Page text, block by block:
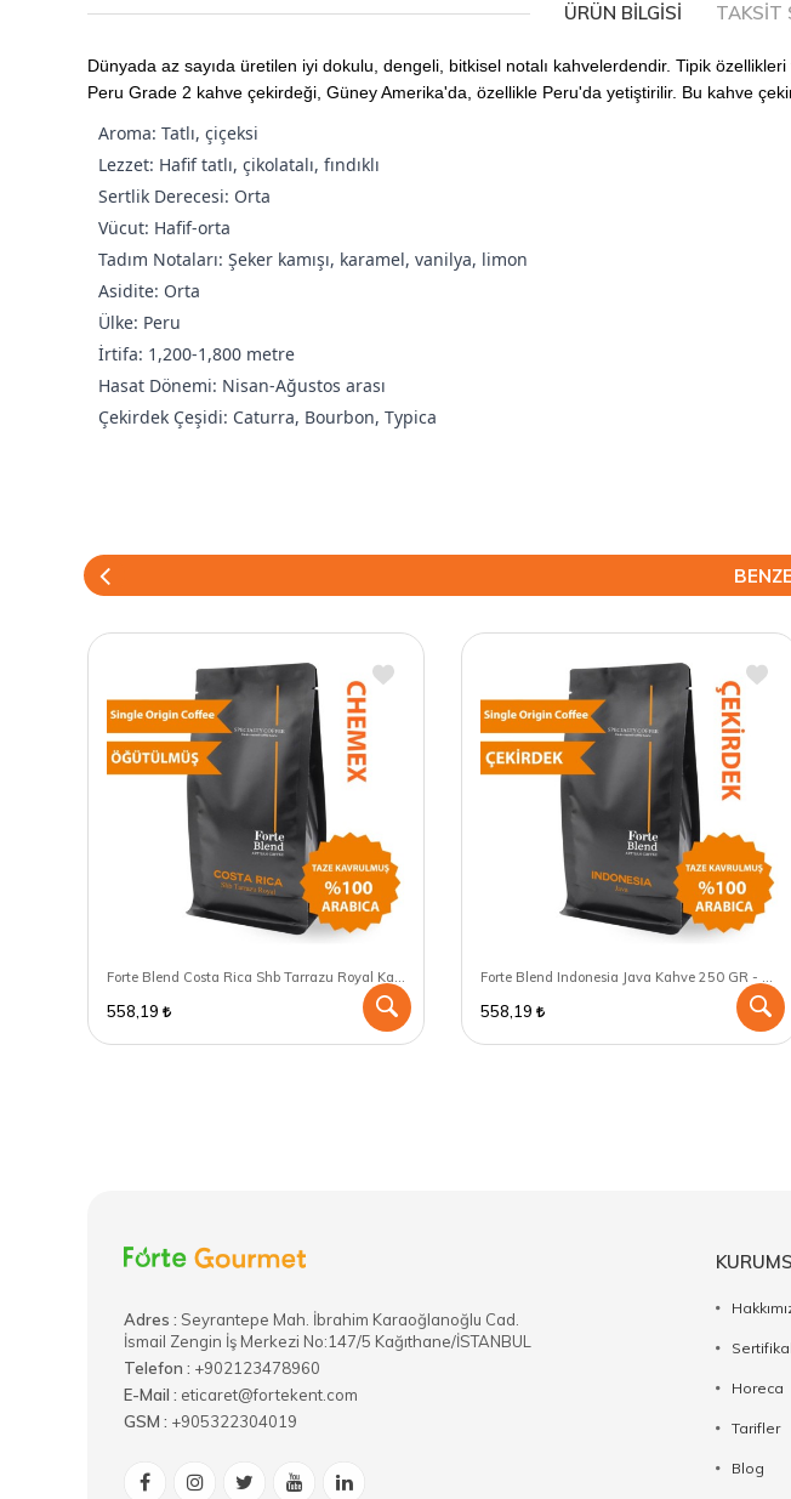
ÜRÜN BILGISI TAKSIT
Dünyada az sayıda üretilen iyi dokulu, dengeli, bitkisel notalı kahvelerdendir. Tipik
Peru Grade 2 kahve çekirdeği, Güney Amerika'da, özellikle Peru'da yetiştirilir. Bu kahve
Aroma: Tatlı, çiçeksi
Lezzet: Hafif tatlı, çikolatalı, fındıklı
Sertlik Derecesi: Orta
Vücut: Hafif-orta
Tadım Notaları: Şeker kamışı, karamel, vanilya, limon
Asidite: Orta
Ülke: Peru
İrtifa: 1,200-1,800 metre
Hasat Dönemi: Nisan-Ağustos arası
Çekirdek Çeşidi: Caturra, Bourbon, Typica
Forte Blend Costa Rica Shb Tarrazu Royal Kahve 250 GR - Chemex için öğütülmüş
558,19
Forte Blend Indonesia Java Kahve 250 GR - Çekirdek (Öğütülmemiş)
558,19
Adres : ​Seyrantepe Mah. İbrahim Karaoğlanoğlu Cad.
İsmail Zengin İş Merkezi No:147/5 Kağıthane/İSTANBUL
Telefon : +902123478960
E-Mail : eticaret@fortekent.com
GSM : +905322304019
Horeca
Tarifler
Blog